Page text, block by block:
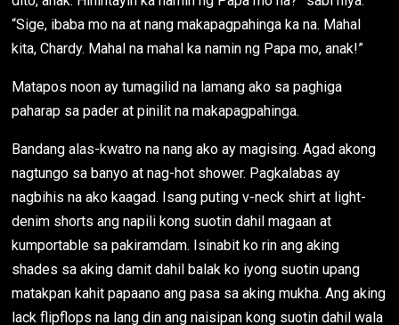
“Sige, ibaba mo na at nang makapagpahinga ka na. Mahal
kita, Chardy. Mahal na mahal ka namin ng Papa mo, anak!”
Matapos noon ay tumagilid na lamang ako sa paghiga
paharap sa pader at pinilit na makapagpahinga.
Bandang alas-kwatro na nang ako ay magising. Agad akong
nagtungo sa banyo at nag-hot shower. Pagkalabas ay
nagbihis na ako kaagad. Isang puting v-neck shirt at light-
denim shorts ang napili kong suotin dahil magaan at
kumportable sa pakiramdam. Isinabit ko rin ang aking
shades sa aking damit dahil balak ko iyong suotin upang
matakpan kahit papaano ang pasa sa aking mukha. Ang aking
lack flipflops na lang din ang naisipan kong suotin dahil wala